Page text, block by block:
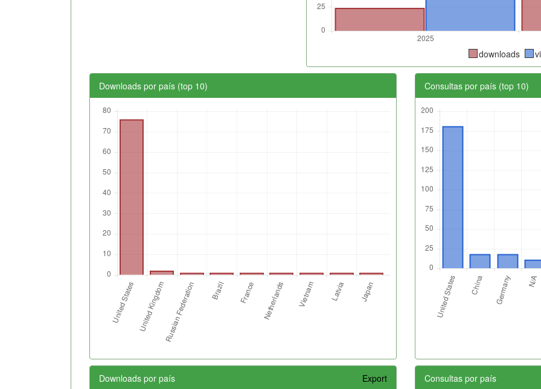
downloads
Downloads por país (top 10) Consultas por país (top 10)
Downloads por país Export Consultas por país